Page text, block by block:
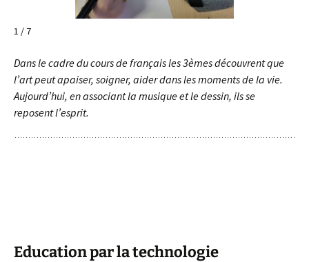
1 / 7
Dans le cadre du cours de français les 3èmes découvrent que
l’art peut apaiser, soigner, aider dans les moments de la vie.
Aujourd’hui, en associant la musique et le dessin, ils se
reposent l’esprit.
Education par la technologie